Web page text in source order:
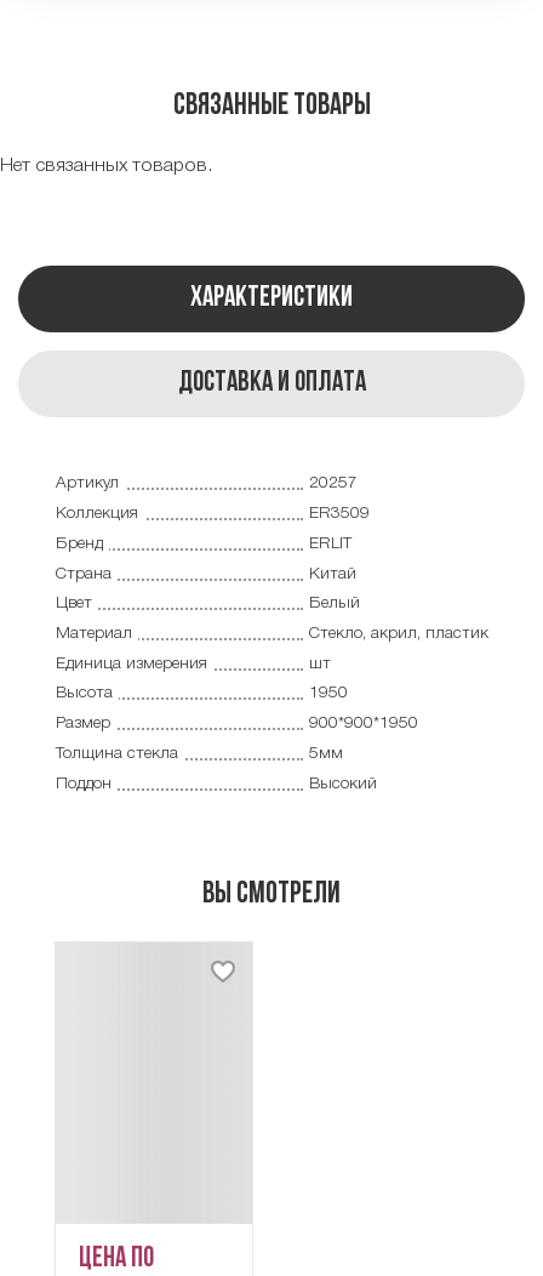
Связанные товары
Нет связанных товаров.
Характеристики
Доставка и оплата
Артикул
20257
Коллекция
ER3509
Бренд
ERLIT
Страна
Китай
Цвет
Белый
Материал
Стекло, акрил, пластик
Единица измерения
шт
Высота
1950
Размер
900*900*1950
Толщина стекла
5мм
Поддон
Высокий
Вы смотрели
Цена по